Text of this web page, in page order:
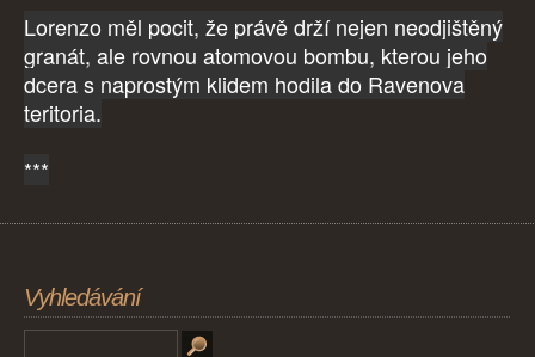
Lorenzo měl pocit, že právě drží nejen neodjištěný
granát, ale rovnou atomovou bombu, kterou jeho
dcera s naprostým klidem hodila do Ravenova
teritoria.
***
Vyhledávání